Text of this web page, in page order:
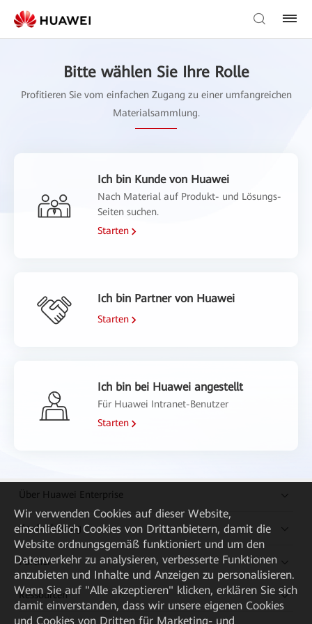
Bitte wählen Sie Ihre Rolle
Profitieren Sie vom einfachen Zugang zu einer umfangreichen
Materialsammlung.
Ich bin Kunde von Huawei
Nach Material auf Produkt- und Lösungs-
Seiten suchen.
Starten
Ich bin Partner von Huawei
Starten
Ich bin bei Huawei angestellt
Für Huawei Intranet-Benutzer
Starten
Über Huawei Enterprise
Kaufanleitung
Partner
Ressourcen
Wir verwenden Cookies auf dieser Website,
einschließlich Cookies von Drittanbietern, damit die
Website ordnungsgemäß funktioniert und um den
Datenverkehr zu analysieren, verbesserte Funktionen
anzubieten und Inhalte und Anzeigen zu personalisieren.
Wenn Sie auf "Alle akzeptieren" klicken, erklären Sie sich
damit einverstanden, dass wir unsere eigenen Cookies
und Cookies von Dritten für Marketing- und